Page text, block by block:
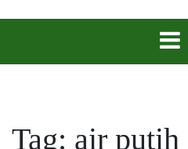
Tag: air putih